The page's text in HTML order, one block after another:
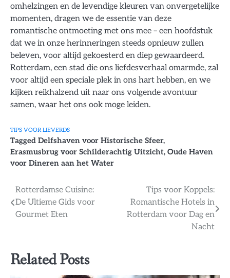
omhelzingen en de levendige kleuren van onvergetelijke
momenten, dragen we de essentie van deze
romantische ontmoeting met ons mee – een hoofdstuk
dat we in onze herinneringen steeds opnieuw zullen
beleven, voor altijd gekoesterd en diep gewaardeerd.
Rotterdam, een stad die ons liefdesverhaal omarmde, zal
voor altijd een speciale plek in ons hart hebben, en we
kijken reikhalzend uit naar ons volgende avontuur
samen, waar het ons ook moge leiden.
TIPS VOOR LIEVERDS
Tagged Delfshaven voor Historische Sfeer,
Erasmusbrug voor Schilderachtig Uitzicht, Oude Haven
voor Dineren aan het Water
Bericht
navigatie
Rotterdamse Cuisine:
De Ultieme Gids voor
Gourmet Eten
Tips voor Koppels:
Romantische Hotels in
Rotterdam voor Dag en
Nacht
Related Posts